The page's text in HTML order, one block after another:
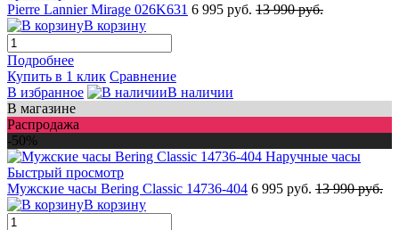
Pierre Lannier Mirage 026K631 6 995 руб. 13 990 руб.
В корзину
Подробнее
Купить в 1 клик Сравнение
В избранное
В наличии
В магазине
Распродажа
-50%
Быстрый просмотр
Мужские часы Bering Classic 14736-404 6 995 руб. 13 990 руб.
В корзину